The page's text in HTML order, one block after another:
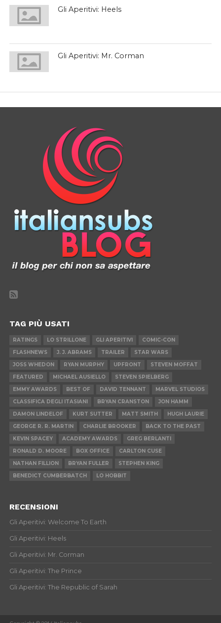
Gli Aperitivi: Heels
Gli Aperitivi: Mr. Corman
TAG PIÙ USATI
RATINGS LO STRILLONE GLI APERITIVI
COMIC-CON
FLASHNEWS
J. J. ABRAMS TRAILER
STAR WARS
JOSS WHEDON
RYAN MURPHY UPFRONT
STEVEN MOFFAT
FEATURED
MICHAEL AUSIELLO
STEVEN SPIELBERG
EMMY AWARDS
BEST OF DAVID TENNANT
MARVEL STUDIOS
CLASSIFICA DEGLI ITASIANI
BRYAN CRANSTON
JON HAMM
DAMON LINDELOF
KURT SUTTER MATT SMITH
HUGH LAURIE
GEORGE R. R. MARTIN
CHARLIE BROOKER
BACK TO THE PAST
KEVIN SPACEY
ACADEMY AWARDS
GREG BERLANTI
RONALD D. MOORE
BOX OFFICE
CARLTON CUSE
NATHAN FILLION
BRYAN FULLER
STEPHEN KING
BENEDICT CUMBERBATCH
LO HOBBIT
RECENSIONI
Gli Aperitivi: Welcome To Earth
Gli Aperitivi: Heels
Gli Aperitivi: Mr. Corman
Gli Aperitivi: The Prince
Gli Aperitivi: The Republic of Sarah